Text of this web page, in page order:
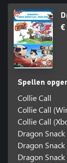
€
Spellen
Collie Call
Collie Call
Collie Call
Dragon
Dragon
Dragon